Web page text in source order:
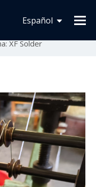
Español
Français
de soldadura de resina
XF Solder